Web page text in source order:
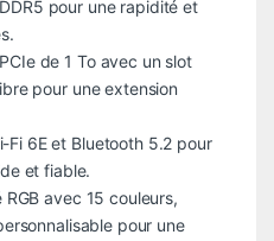
pour une rapidité et
de 1 To avec un slot
pour une extension
Fi 6E et Bluetooth 5.2 pour
et fiable.
RGB avec 15 couleurs,
pour une